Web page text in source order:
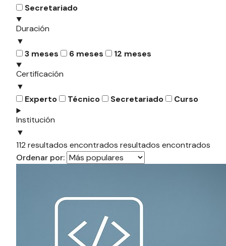
Secretariado
Duración
▼
3 meses
6 meses
12 meses
Certificación
▼
Experto
Técnico Secretariado
Curso
Institución
▼
112 resultados encontrados resultados encontrados
Ordenar por: